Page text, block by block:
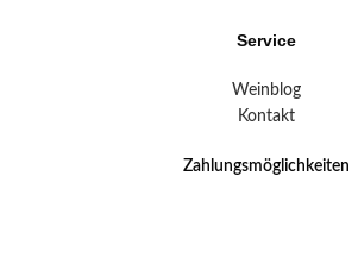
Service
Weinblog
Kontakt
Zahlungsmöglichkeiten